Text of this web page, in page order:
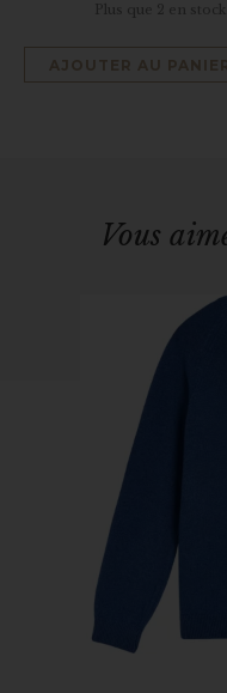
Plus que 2 en stock
AJOUTER AU PANIER
Vous